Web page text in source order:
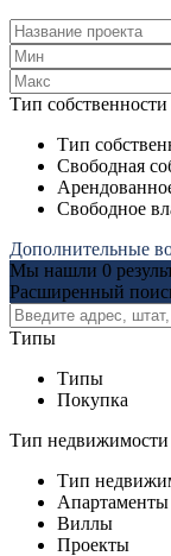
Тип собственности
Тип
Свободная
Свободное
Дополнительные
Мы нашли 0
Расширенный
Типы
Типы
Покупка
Тип недвижимости
Тип
Апартаменты
Виллы
Проекты